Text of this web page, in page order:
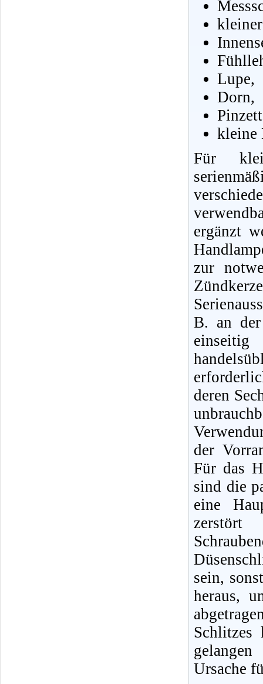
Lupe,
Dorn,
kleine
Für
ergänzt
zur
B. an
deren
der
Für das
sind die
eine
sein,
heraus,
Schlitzes
Ursache